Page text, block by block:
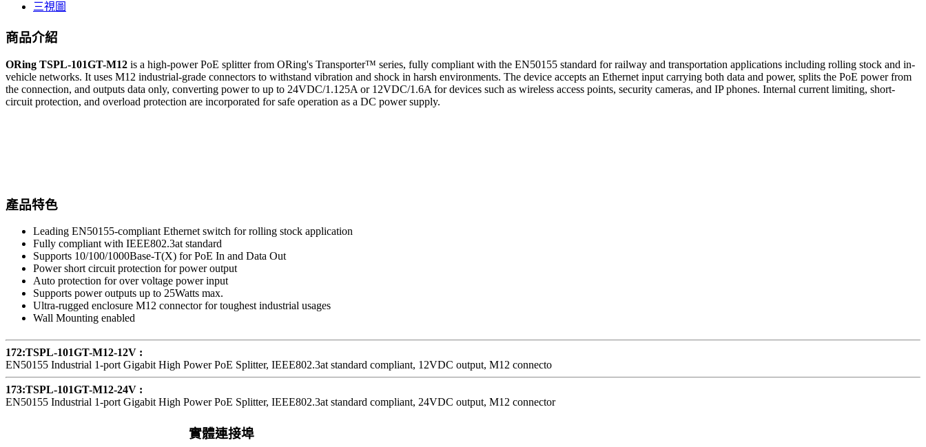
三視圖
商品介紹
ORing TSPL-101GT-M12 is a high-power PoE splitter from ORing's Transporter™ series, fully compliant with the EN50155 standard for railway and transportation applications including rolling stock and in-
vehicle networks. It uses M12 industrial-grade connectors to withstand vibration and shock in harsh environments. The device accepts an Ethernet input carrying both data and power, splits the PoE power from
the connection, and outputs data only, converting power to up to 24VDC/1.125A or 12VDC/1.6A for devices such as wireless access points, security cameras, and IP phones. Internal current limiting, short-
circuit protection, and overload protection are incorporated for safe operation as a DC power supply.
產品特色
Leading EN50155-compliant Ethernet switch for rolling stock application
Fully compliant with IEEE802.3at standard
Supports 10/100/1000Base-T(X) for PoE In and Data Out
Power short circuit protection for power output
Auto protection for over voltage power input
Supports power outputs up to 25Watts max.
Ultra-rugged enclosure M12 connector for toughest industrial usages
Wall Mounting enabled
172:TSPL-101GT-M12-12V
EN50155 Industrial 1-port Gigabit High Power PoE Splitter, IEEE802.3at standard compliant, 12VDC output, M12 connecto
173:TSPL-101GT-M12-24V
EN50155 Industrial 1-port Gigabit High Power PoE Splitter, IEEE802.3at standard compliant, 24VDC output, M12 connector
實體連接埠